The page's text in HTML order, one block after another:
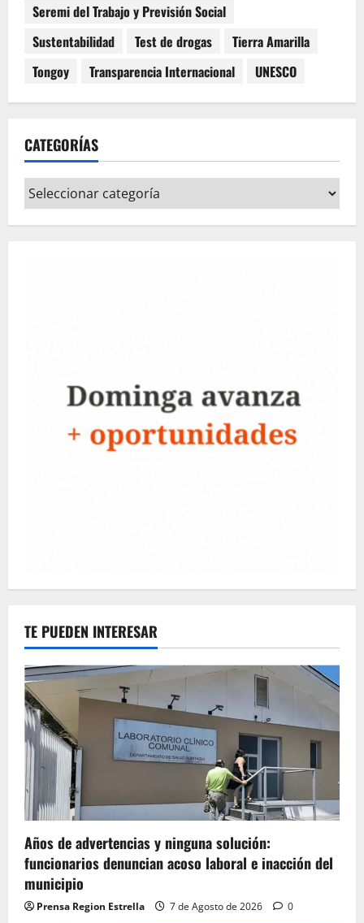
Seremi del Trabajo y Previsión Social
Sustentabilidad
Test de drogas
Tierra Amarilla
Tongoy
Transparencia Internacional UNESCO
CATEGORÍAS
Categorías
TE PUEDEN INTERESAR
Años de advertencias y ninguna solución:
funcionarios denuncian acoso laboral e inacción del
municipio
Prensa Region Estrella 7 de Agosto de 2026 0